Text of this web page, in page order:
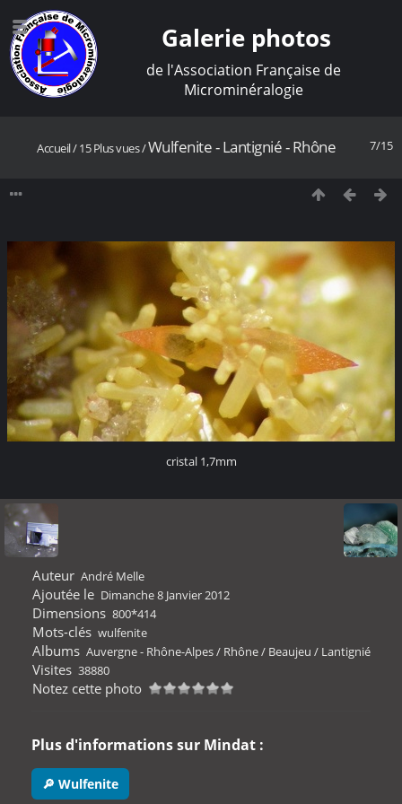
Galerie photos
de l'Association Française de
Microminéralogie
7/15
Accueil/15 Plus vues/Wulfenite - Lantignié - Rhône
cristal 1,7mm
Auteur André Melle
Ajoutée le Dimanche 8 Janvier 2012
Dimensions 800*414
Mots-clés wulfenite
Albums Auvergne - Rhône-Alpes/ Rhône/ Beaujeu / Lantignié
Visites 38880
Notez cette photo
Plus d'informations sur Mindat :
🔎 Wulfenite